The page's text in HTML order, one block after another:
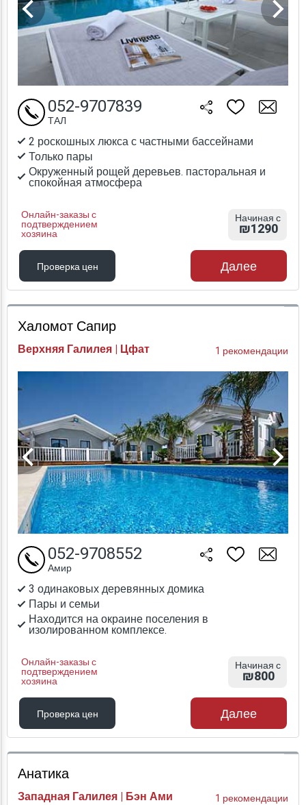
2 роскошных люкса с частными бассейнами
Только пары
Окруженный рощей деревьев. пасторальная и
спокойная атмосфера
Онлайн-заказы с
подтверждением
хозяина
052-9707839
ТАЛ
Начиная с
₪1290
Проверка цен
Проверка цен
Далее
Халомот Сапир
Верхняя Галилея | Цфат 1 рекомендации
3 одинаковых деревянных домика
Пары и семьи
Находится на окраине поселения в
изолированном комплексе.
Онлайн-заказы с
подтверждением
хозяина
052-9708552
Амир
Начиная с
₪800
Проверка цен
Проверка цен
Далее
Анатика
Западная Галилея | Бэн Ами 1 рекомендации